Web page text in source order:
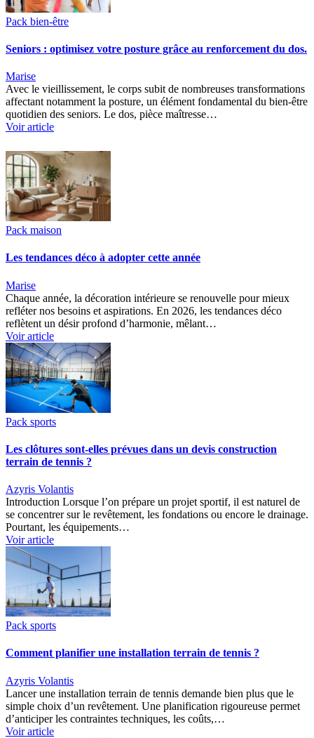
Pack bien-être
Seniors : optimisez votre posture grâce au renforcement du dos.
Marise
Avec le vieillissement, le corps subit de nombreuses transformations
affectant notamment la posture, un élément fondamental du bien-être
quotidien des seniors. Le dos, pièce maîtresse…
Voir article
Pack maison
Les tendances déco à adopter cette année
Marise
Chaque année, la décoration intérieure se renouvelle pour mieux
refléter nos besoins et aspirations. En 2026, les tendances déco
reflètent un désir profond d’harmonie, mêlant…
Voir article
Pack sports
Les clôtures sont-elles prévues dans un devis construction
terrain de tennis ?
Azyris Volantis
Introduction Lorsque l’on prépare un projet sportif, il est naturel de
se concentrer sur le revêtement, les fondations ou encore le drainage.
Pourtant, les équipements…
Voir article
Pack sports
Comment planifier une installation terrain de tennis ?
Azyris Volantis
Lancer une installation terrain de tennis demande bien plus que le
simple choix d’un revêtement. Une planification rigoureuse permet
d’anticiper les contraintes techniques, les coûts,…
Voir article